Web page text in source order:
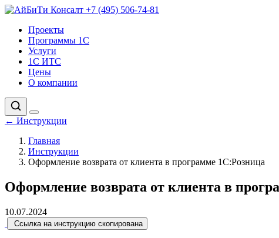
+7 (495) 506-74-81
Проекты
Программы 1С
Услуги
1С ИТС
Цены
О компании
← Инструкции
Главная
Инструкции
Оформление возврата от клиента в программе 1С:Розница
Оформление возврата от клиента в
10.07.2024
Ссылка на инструкцию скопирована